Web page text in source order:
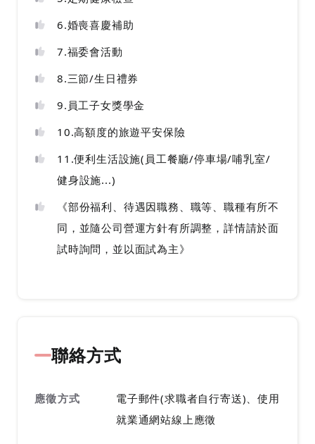
6.婚喪喜慶補助
7.福委會活動
8.三節/生日禮券
9.員工子女獎學金
10.高額度的旅遊平安保險
11.便利生活設施(員工餐廳/停車場/哺乳室/
健身設施...)
《部份福利、待遇因職務、職等、職種有所不
同，並隨公司營運方針有所調整，詳情請於面
試時詢問，並以面試為主》
聯絡方式
應徵方式
電子郵件(求職者自行寄送)、使用
就業通網站線上應徵